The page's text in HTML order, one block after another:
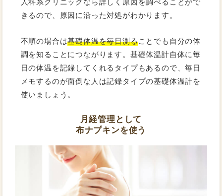
きるので、原因に沿った対処がわかります。
不順の場合は基礎体温を毎日測ることでも自分の体
調を知ることにつながります。基礎体温計自体に毎
日の体温を記録してくれるタイプもあるので、毎日
メモするのが面倒な人は記録タイプの基礎体温計を
使いましょう。
月経管理として
布ナプキンを使う